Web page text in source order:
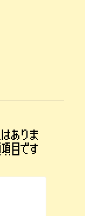
ありま
目です